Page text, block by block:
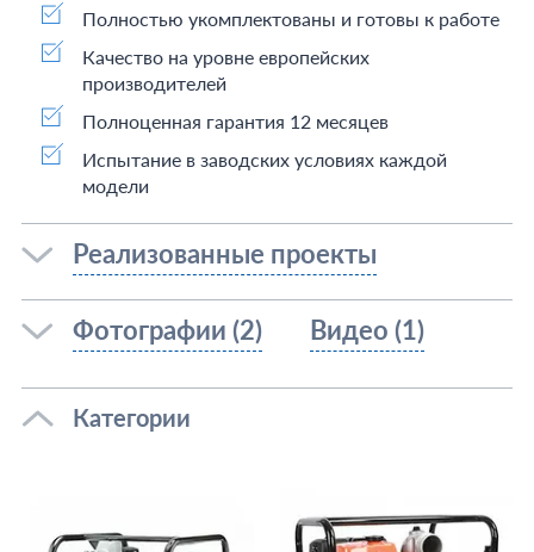
Полностью укомплектованы и готовы к работе
Качество на уровне европейских
производителей
Полноценная гарантия 12 месяцев
Испытание в заводских условиях каждой
модели
Реализованные проекты
Фотографии (2) Видео (1)
Категории